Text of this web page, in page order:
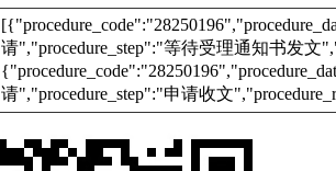
请","procedure_step":"等待受理通知书发文
请","procedure_step":"申请收文